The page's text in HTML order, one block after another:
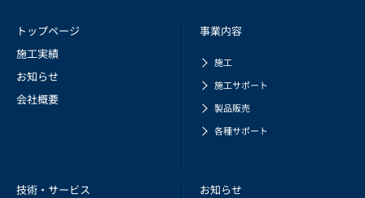
トップページ
施工実績
お知らせ
会社概要
事業内容
施工
施工サポート
製品販売
各種サポート
技術・サービス
お知らせ